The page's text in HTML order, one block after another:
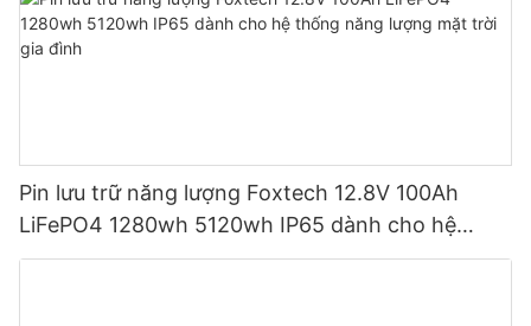
Pin lưu trữ năng lượng Foxtech 12.8V 100Ah
LiFePO4 1280wh 5120wh IP65 dành cho hệ
thống năng lượng mặt trời gia đình